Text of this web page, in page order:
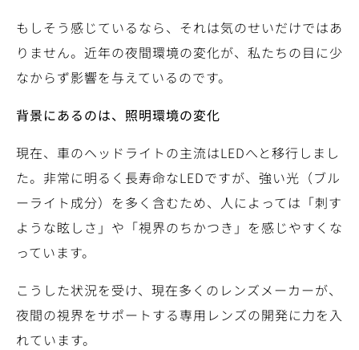
もしそう感じているなら、それは気のせいだけではあ
りません。近年の夜間環境の変化が、私たちの目に少
なからず影響を与えているのです。
背景にあるのは、照明環境の変化
現在、車のヘッドライトの主流はLEDへと移行しまし
た。非常に明るく長寿命なLEDですが、強い光（ブル
ーライト成分）を多く含むため、人によっては「刺す
ような眩しさ」や「視界のちかつき」を感じやすくな
っています。
こうした状況を受け、現在多くのレンズメーカーが、
夜間の視界をサポートする専用レンズの開発に力を入
れています。